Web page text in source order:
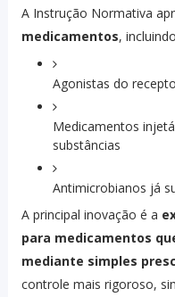
A Instrução Normativa
medicamentos,
Agonistas do
Medicamentos
substâncias
Antimicrobianos já
A principal inovação é a
para medicamentos
mediante simples
controle mais rigoroso,